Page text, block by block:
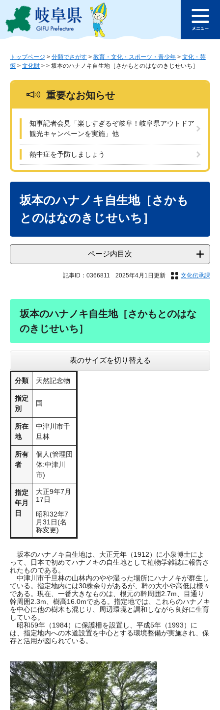
ジ
ュ
このページの本文へ
ュ
トップページ > 分類でさがす > 教育・文化・スポーツ・青少年 > 文化・芸
術 > 文化財 > > 坂本のハナノキ自生地［さかもとのはなのきじせいち］
重要なお知らせ
知事記者会見「楽しすぎるぞ岐阜！岐阜県アウトドア
観光キャンペーンを実施」他
熱中症を予防しましょう
坂本のハナノキ自生地［さかも
とのはなのきじせいち］
ページ内目次
記事ID：0366811 2025年4月1日更新 文化伝承課
坂本のハナノキ自生地［​​さかもとのはな
のきじせいち​］
表のサイズを切り替える
分類 ​​天然記念物
指定
別
国
所在
地
中津川市千
旦林
所有
者
個人(管理団
体:中津川
市)
指定
年月
日
大正9年7月
17日
昭和32年7
月31日(名
称変更)
坂本のハナノキ自生地は、大正元年（1912）に小泉博士によ
って、日本で初めてハナノキの自生地として植物学雑誌に報告さ
れたものである。
中津川市千旦林の山林内のやや湿った場所にハナノキが群生し
ている。指定地内には30株余りがあるが、幹の大小や高低は様々
である。現在、一番大きなものは、根元の幹周囲2.7m、目通り
幹周囲2.3m、樹高16.0mである。指定地では、これらのハナノキ
を中心に他の樹木も混じり、周辺環境と調和しながら良好に生育
している。
昭和59年（1984）に保護柵を設置し、平成5年（1993）に
は、指定地内への木道設置を中心とする環境整備が実施され、保
存と活用が図られている。